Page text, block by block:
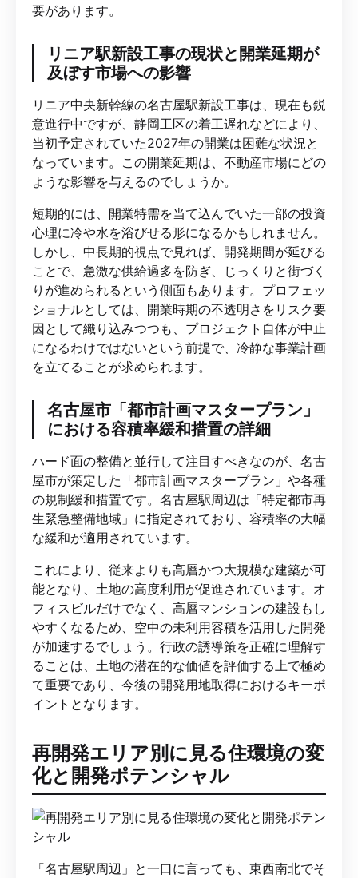
要があります。
リニア駅新設工事の現状と開業延期が
及ぼす市場への影響
リニア中央新幹線の名古屋駅新設工事は、現在も鋭
意進行中ですが、静岡工区の着工遅れなどにより、
当初予定されていた2027年の開業は困難な状況と
なっています。この開業延期は、不動産市場にどの
ような影響を与えるのでしょうか。
短期的には、開業特需を当て込んでいた一部の投資
心理に冷や水を浴びせる形になるかもしれません。
しかし、中長期的視点で見れば、開発期間が延びる
ことで、急激な供給過多を防ぎ、じっくりと街づく
りが進められるという側面もあります。プロフェッ
ショナルとしては、開業時期の不透明さをリスク要
因として織り込みつつも、プロジェクト自体が中止
になるわけではないという前提で、冷静な事業計画
を立てることが求められます。
名古屋市「都市計画マスタープラン」
における容積率緩和措置の詳細
ハード面の整備と並行して注目すべきなのが、名古
屋市が策定した「都市計画マスタープラン」や各種
の規制緩和措置です。名古屋駅周辺は「特定都市再
生緊急整備地域」に指定されており、容積率の大幅
な緩和が適用されています。
これにより、従来よりも高層かつ大規模な建築が可
能となり、土地の高度利用が促進されています。オ
フィスビルだけでなく、高層マンションの建設もし
やすくなるため、空中の未利用容積を活用した開発
が加速するでしょう。行政の誘導策を正確に理解す
ることは、土地の潜在的な価値を評価する上で極め
て重要であり、今後の開発用地取得におけるキーポ
イントとなります。
再開発エリア別に見る住環境の変
化と開発ポテンシャル
「名古屋駅周辺」と一口に言っても、東西南北でそ